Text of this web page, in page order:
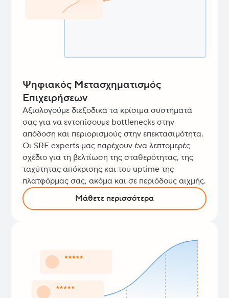
Ψηφιακός Μετασχηματισμός
Επιχειρήσεων
Αξιολογούμε διεξοδικά τα κρίσιμα συστήματά
σας για να εντοπίσουμε bottlenecks στην
απόδοση και περιορισμούς στην επεκτασιμότητα.
Οι SRE experts μας παρέχουν ένα λεπτομερές
σχέδιο για τη βελτίωση της σταθερότητας, της
ταχύτητας απόκρισης και του uptime της
πλατφόρμας σας, ακόμα και σε περιόδους αιχμής.
Μάθετε περισσότερα